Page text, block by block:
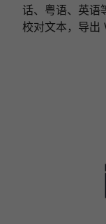
话、粤语、英语
校对文本，导出